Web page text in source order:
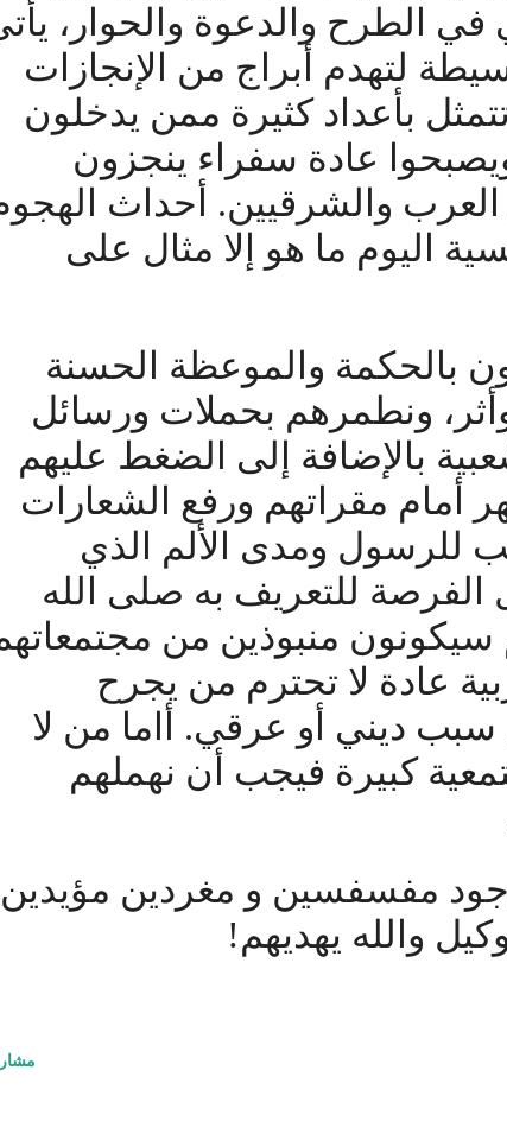
في الطرح والدعوة والحوار،
لتهدم أبراج من الإنجازات
بأعداد كثيرة ممن يدخلون
ويصبحوا عادة سفراء ينجزون
والشرقيين. أحداث
اليوم ما هو إلا مثال على
بالحكمة والموعظة الحسنة
ونطمرهم بحملات ورسائل
بالإضافة إلى الضغط عليهم
أمام مقراتهم ورفع الشعارات
للرسول ومدى الألم الذي
الفرصة للتعريف به صلى الله
سيكونون منبوذين من
عادة لا تحترم من يجرح
سبب ديني أو عرقي. أاما من لا
كبيرة فيجب أن نهملهم
وجود مفسفسين و مغردين
والله يهديهم!